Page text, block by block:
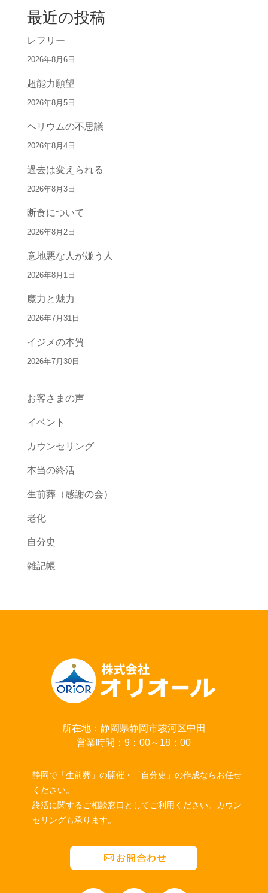
最近の投稿
レフリー
2026年8月6日
超能力願望
2026年8月5日
ヘリウムの不思議
2026年8月4日
過去は変えられる
2026年8月3日
断食について
2026年8月2日
意地悪な人が嫌う人
2026年8月1日
魔力と魅力
2026年7月31日
イジメの本質
2026年7月30日
お客さまの声
イベント
カウンセリング
本当の終活
生前葬（感謝の会）
老化
自分史
雑記帳
所在地：静岡県静岡市駿河区中田
営業時間：9：00～18：00
静岡で「生前葬」の開催・「自分史」の作成ならお任せ
ください。
終活に関するご相談窓口としてご利用ください。カウン
セリングも承ります。
お問合わせ